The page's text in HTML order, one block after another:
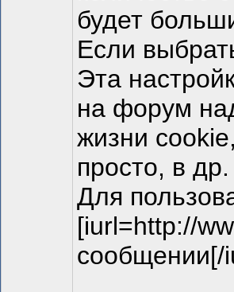
будет
Если
Эта
на форум
жизни
просто, в
Для
[iurl=http://
сообщении[/